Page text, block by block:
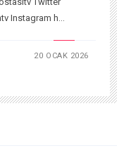
Instagram h...
20 OCAK 2026